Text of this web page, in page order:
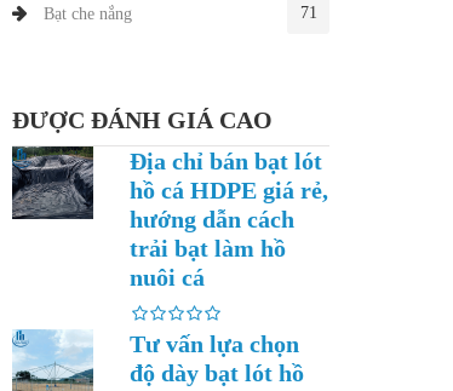
Bạt che nắng 71
ĐƯỢC ĐÁNH GIÁ CAO
Địa chỉ bán bạt lót
hồ cá HDPE giá rẻ,
hướng dẫn cách
trải bạt làm hồ
nuôi cá
Tư vấn lựa chọn
độ dày bạt lót hồ